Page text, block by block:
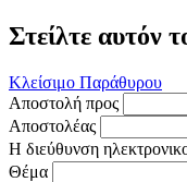
Στείλτε αυτόν
Κλείσιμο Παράθυρου
Αποστολή προς
Αποστολέας
Η διεύθυνση
Θέμα